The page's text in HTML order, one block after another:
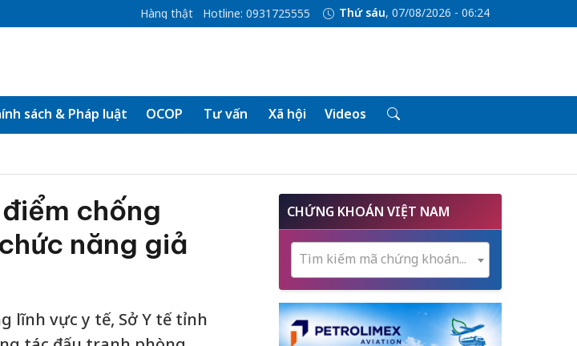
Hàng thật Hotline: 0931725555 Thứ sáu, 07/08/2026 - 06:24
sách & Pháp luật OCOP Tư vấn Xã hội Videos
chống
năng giả
lĩnh vực y tế, Sở Y tế tỉnh
CHỨNG KHOÁN VIỆT NAM
Tìm kiếm mã chứng khoán...